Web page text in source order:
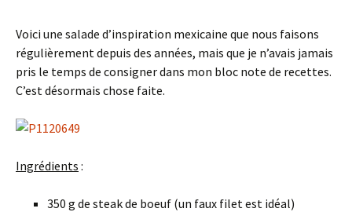
Voici une salade d’inspiration mexicaine que nous faisons
régulièrement depuis des années, mais que je n’avais jamais
pris le temps de consigner dans mon bloc note de recettes.
C’est désormais chose faite.
Ingrédients :
350 g de steak de boeuf (un faux filet est idéal)